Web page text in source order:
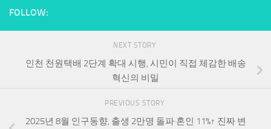
FOLLOW:
NEXT STORY
인천 천원택배 2단계 확대 시행, 시민이 직접 체감한 배송
혁신의 비밀
PREVIOUS STORY
2025년 8월 인구동향, 출생 2만명 돌파·혼인 11%↑ 진짜 변